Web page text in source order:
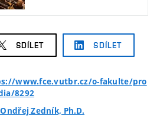
SDÍLET SDÍLET
www.fce.vutbr.cz/o-fakulte/pro
8292
Zedník, Ph.D.